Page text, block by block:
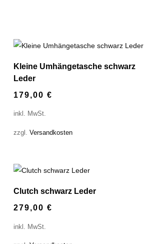
Kleine Umhängetasche schwarz
Leder
179,00€
inkl. MwSt.
zzgl.Versandkosten
Clutch schwarz Leder
279,00€
inkl. MwSt.